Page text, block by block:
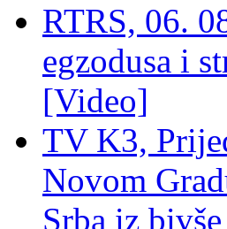
RTRS, 06.
egzodusa i
[Video]
TV K3,
Novom
Srba iz